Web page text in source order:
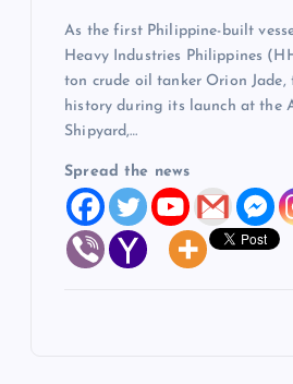
As the first Philippine-built
Heavy Industries Philippines
ton crude oil tanker Orion Jade,
history during its launch at the
Shipyard,…
Spread the news